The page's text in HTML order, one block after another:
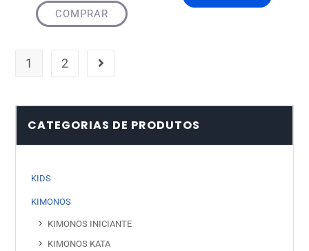
COMPRAR
1 2
CATEGORIAS DE PRODUTOS
KIDS
KIMONOS
KIMONOS INICIANTE
KIMONOS KATA